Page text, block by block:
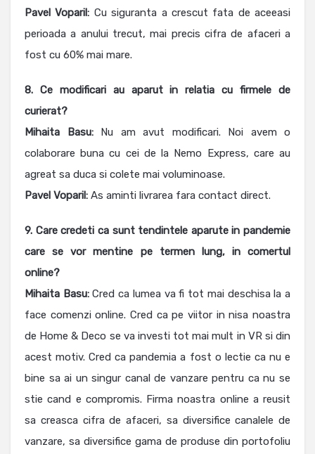
Pavel Voparil: Cu siguranta a crescut fata de aceeasi
perioada a anului trecut, mai precis cifra de afaceri a
fost cu 60% mai mare.
8. Ce modificari au aparut in relatia cu fir­mele de
curierat?
Mihaita Basu: Nu am avut modificari. Noi avem o
colaborare buna cu cei de la Nemo Express, care au
agreat sa duca si colete mai voluminoase.
Pavel Voparil: As aminti livrarea fara contact direct.
9. Care credeti ca sunt tendintele aparute in pandemie
care se vor mentine pe termen lung, in comertul
online?
Mihaita Basu:Cred ca lumea va fi tot mai deschisa la a
face comenzi online. Cred ca pe viitor in nisa noastra
de Home & Deco se va investi tot mai mult in VR si din
acest motiv. Cred ca pandemia a fost o lectie ca nu e
bine sa ai un singur canal de vanzare pentru ca nu se
stie cand e compromis. Firma noastra online a reusit
sa creasca cifra de afaceri, sa diversifice canalele de
vanzare, sa diversifice gama de produse din portofoliu